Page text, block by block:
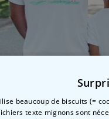
personnalisé avec
beaucoup de biscuits (=
texte mignons sont